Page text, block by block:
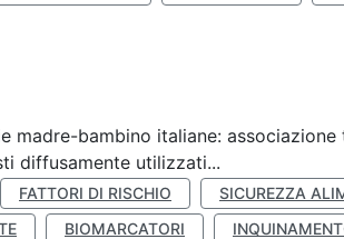
bambino italiane:
diffusamente utilizzati...
FATTORI DI RISCHIO
SICUREZZA
BIOMARCATORI